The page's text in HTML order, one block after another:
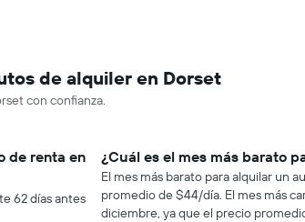
de alquiler en Dorset
con confianza.
de renta en
62 días antes
¿Cuál es el mes más barato
El mes más barato para alquilar un
promedio de $44/día. El mes más
diciembre, ya que el precio